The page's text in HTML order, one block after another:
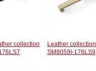
collection
Leather collection
SM8059I-176LS9